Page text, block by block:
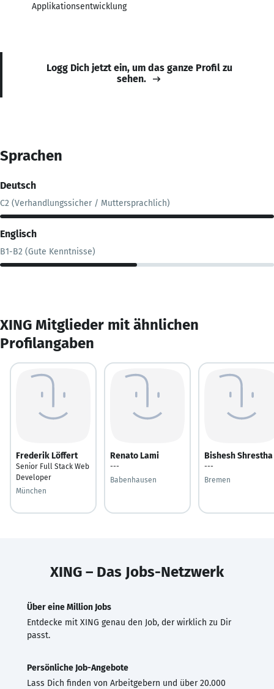
Applikationsentwicklung
Logg Dich jetzt ein, um das ganze Profil zu
sehen.
Sprachen
Deutsch
C2 (Verhandlungssicher / Muttersprachlich)
Englisch
B1-B2 (Gute Kenntnisse)
XING Mitglieder mit ähnlichen
Profilangaben
Frederik Löffert
Senior Full Stack Web
Developer
München
Renato Lami
---
Babenhausen
Bishesh Shrestha
---
Bremen
XING – Das Jobs-Netzwerk
Über eine Million Jobs
Entdecke mit XING genau den Job, der wirklich zu Dir
passt.
Persönliche Job-Angebote
Lass Dich finden von Arbeitgebern und über 20.000